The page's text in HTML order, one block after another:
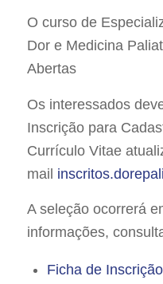
O curso de
Dor e Medicina
Abertas
Os interessados
Inscrição para
Currículo Vitae
mail
A seleção ocorrerá
informações,
Ficha de Inscrição